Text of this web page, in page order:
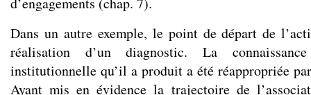
Dans un autre exemple, le point de départ de
réalisation d’un diagnostic. La
institutionnelle qu’il a produit a été réappropriée
Ayant mis en évidence la trajectoire de